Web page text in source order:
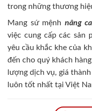
trong những thương
Mang sứ mệnh nâng
việc cung cấp các sản
yêu cầu khắc khe của
đến cho quý khách
lượng dịch vụ, giá
luôn tốt nhất tại Việt